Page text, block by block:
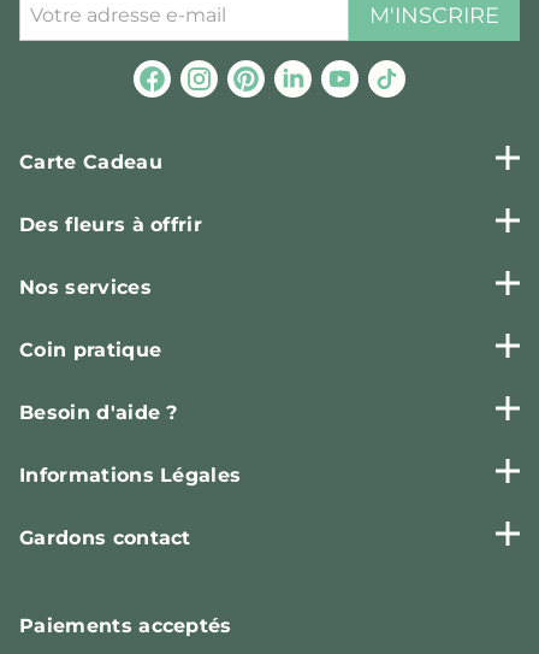
M'INSCRIRE
Carte Cadeau
Des fleurs à offrir
Nos services
Coin pratique
Besoin d'aide ?
Informations Légales
Gardons contact
Paiementsacceptés